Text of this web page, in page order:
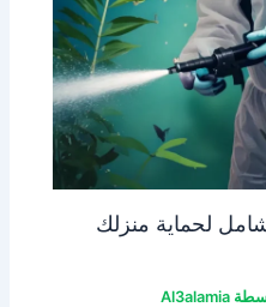
لحماية منزلك
Al3alamia